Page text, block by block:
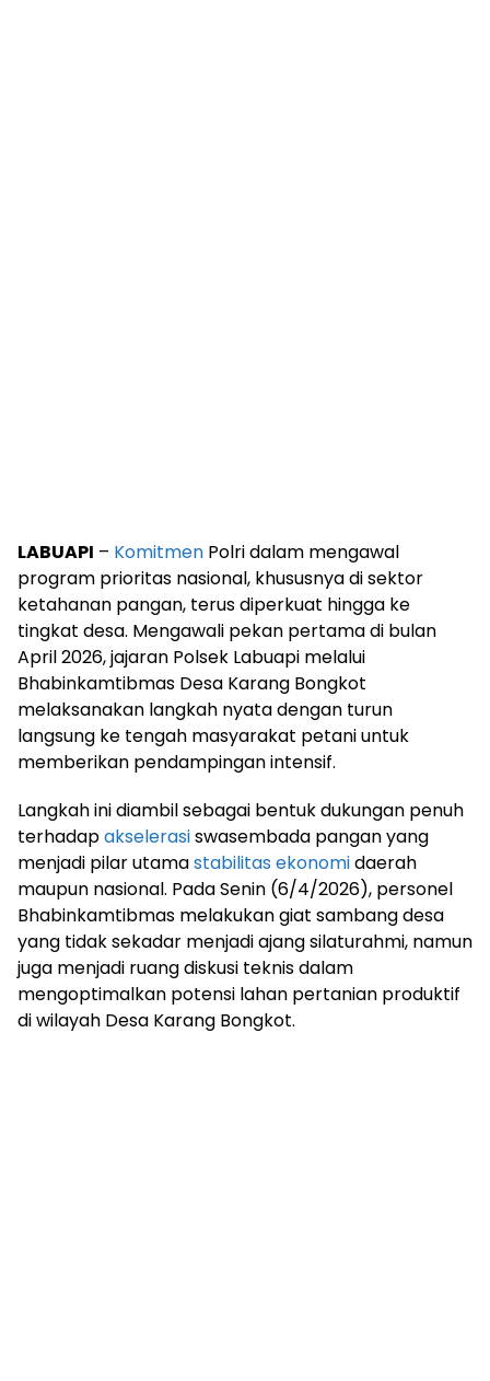
LABUAPI – Komitmen Polri dalam mengawal
program prioritas nasional, khususnya di sektor
ketahanan pangan, terus diperkuat hingga ke
tingkat desa. Mengawali pekan pertama di bulan
April 2026, jajaran Polsek Labuapi melalui
Bhabinkamtibmas Desa Karang Bongkot
melaksanakan langkah nyata dengan turun
langsung ke tengah masyarakat petani untuk
memberikan pendampingan intensif.
Langkah ini diambil sebagai bentuk dukungan penuh
terhadapakselerasiswasembada pangan yang
menjadi pilar utamastabilitas ekonomidaerah
maupun nasional. Pada Senin (6/4/2026), personel
Bhabinkamtibmas melakukan giat sambang desa
yang tidak sekadar menjadi ajang silaturahmi, namun
juga menjadi ruang diskusi teknis dalam
mengoptimalkan potensi lahan pertanian produktif
di wilayah Desa Karang Bongkot.